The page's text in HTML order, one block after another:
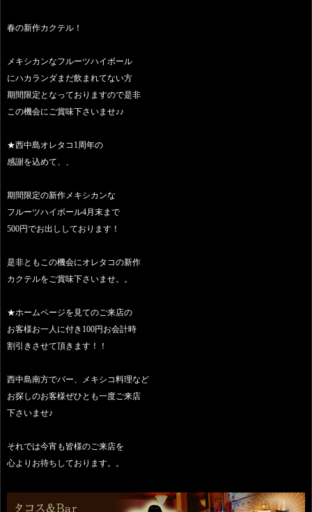
春の新作カクテル！
メキシカンなフルーツハイボール
にハカランダまだ飲まれてない方
期間限定となっておりますので是非
この機会にご賞味下さいませ♪♪
★西中島オレタコ1周年の
感謝を込めて、、
期間限定の新作メキシカンな
フルーツハイボール4月末まで
500円でお出ししております！
是非ともこの機会にオレタコの新作
カクテルをご賞味下さいませ。。
★ホームページを見てのご来店の
お客様お一人に付き100円お会計時
割引きさせて頂きます！！
西中島南方でバー、メキシコ料理など
お探しのお客様ぜひとも一度ご来店
下さいませ♪
それでは今宵も皆様のご来店を
心よりお待ちしております。。